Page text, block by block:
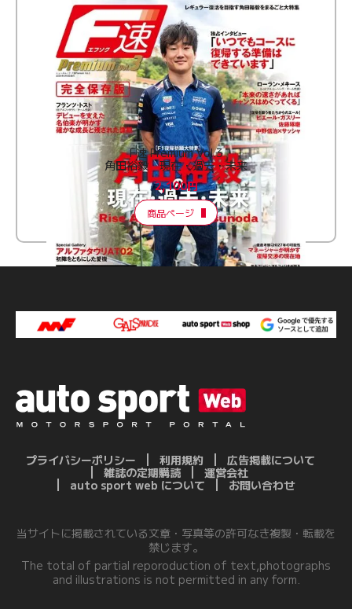
F速 Premium Vol.3
角田裕毅 現在・過去・未来
2,100円
商品ページ
プライバシーポリシー 利用規約
広告掲載について
雑誌の定期購読
運営会社
auto sport web について
お問い合わせ
当サイトに掲載されている文章・写真等の許可なき複製・転載を
禁じます。
The total of partial reporoduction of text,photographs
and illustrations is not permitted in any form.